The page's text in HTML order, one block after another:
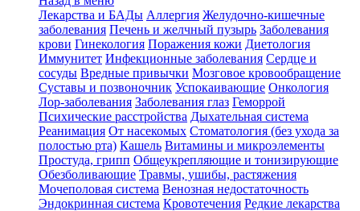
Лекарства и БАДы Аллергия Желудочно-кишечные
заболевания Печень и желчный пузырь Заболевания
крови Гинекология Поражения кожи Диетология
Иммунитет Инфекционные заболевания Сердце и
сосуды Вредные привычки Мозговое кровообращение
Суставы и позвоночник Успокаивающие Онкология
Лор-заболевания Заболевания глаз Геморрой
Психические расстройства Дыхательная система
Реанимация От насекомых Стоматология (без ухода за
полостью рта) Кашель Витамины и микроэлементы
Простуда, грипп Общеукрепляющие и тонизирующие
Обезболивающие Травмы, ушибы, растяжения
Мочеполовая система Венозная недостаточность
Эндокринная система Кровотечения Редкие лекарства